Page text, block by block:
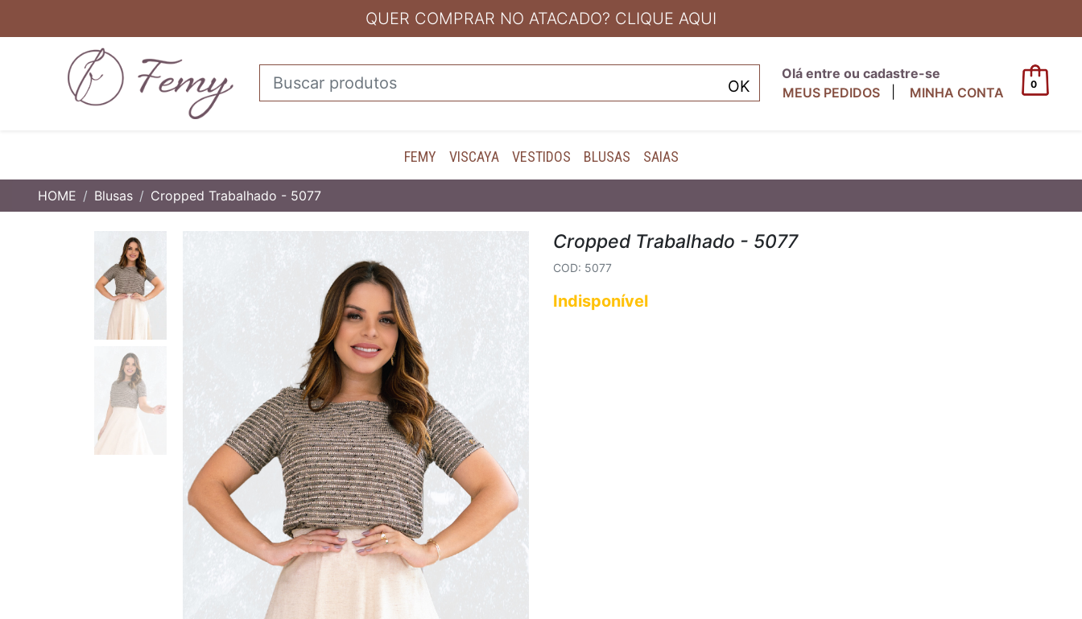
QUER COMPRAR NO ATACADO? CLIQUE AQUI
Olá entre ou cadastre-se
MEUS PEDIDOS
MINHA CONTA
0
FEMY VISCAYA VESTIDOS BLUSAS SAIAS
HOME Blusas Cropped Trabalhado - 5077
Cropped Trabalhado - 5077
COD: 5077
Indisponível